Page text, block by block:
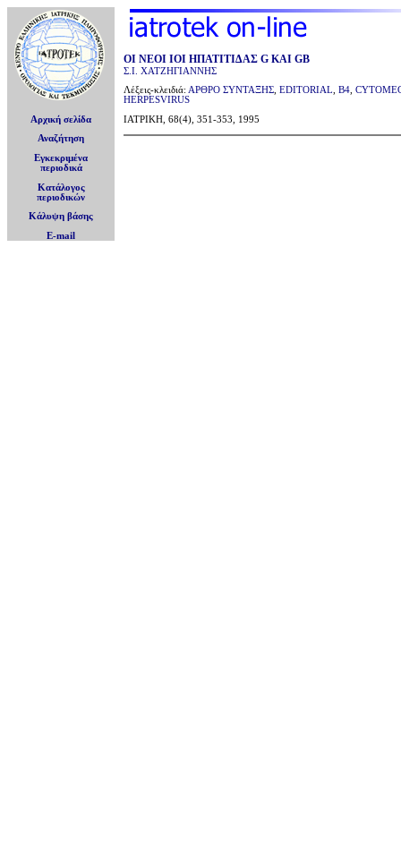
Αρχική σελίδα
Αναζήτηση
Εγκεκριμένα
περιοδικά
Κατάλογος
περιοδικών
Κάλυψη βάσης
E-mail
ΟΙ ΝΕΟΙ ΙΟΙ ΗΠΑΤΙΤΙΔΑΣ G ΚΑΙ GB
Σ.Ι. ΧΑΤΖΗΓΙΑΝΝΗΣ
Λέξεις-κλειδιά: ΑΡΘΡΟ ΣΥΝΤΑΞΗΣ, EDITORIAL, B4,
HERPESVIRUS
ΙΑΤΡΙΚΗ, 68(4), 351-353, 1995